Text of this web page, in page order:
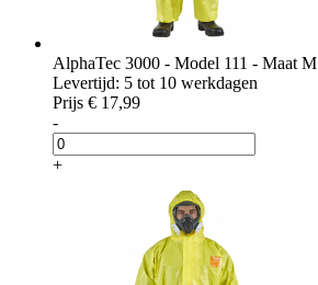
AlphaTec 3000 - Model 111 - Maat M
Levertijd: 5 tot 10 werkdagen
Prijs € 17,99
-
+